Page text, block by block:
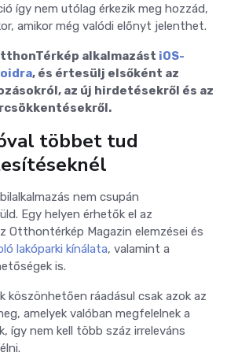
így nem utólag érkezik meg hozzád,
amikor még valódi előnyt jelenthet.
alkalmazást iOS-
, és értesülj elsőként az
az új hirdetésekről és az
többet tud
nem csupán
Egy helyen érhetők el az
Otthontérkép Magazin elemzései és
lakóparki kínálata, valamint a
is.
köszönhetően ráadásul csak azok az
amelyek valóban megfelelnek a
így nem kell több száz irreleváns